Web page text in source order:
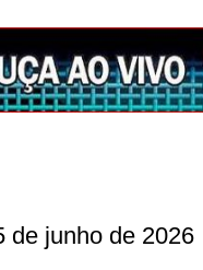
de junho de 2026